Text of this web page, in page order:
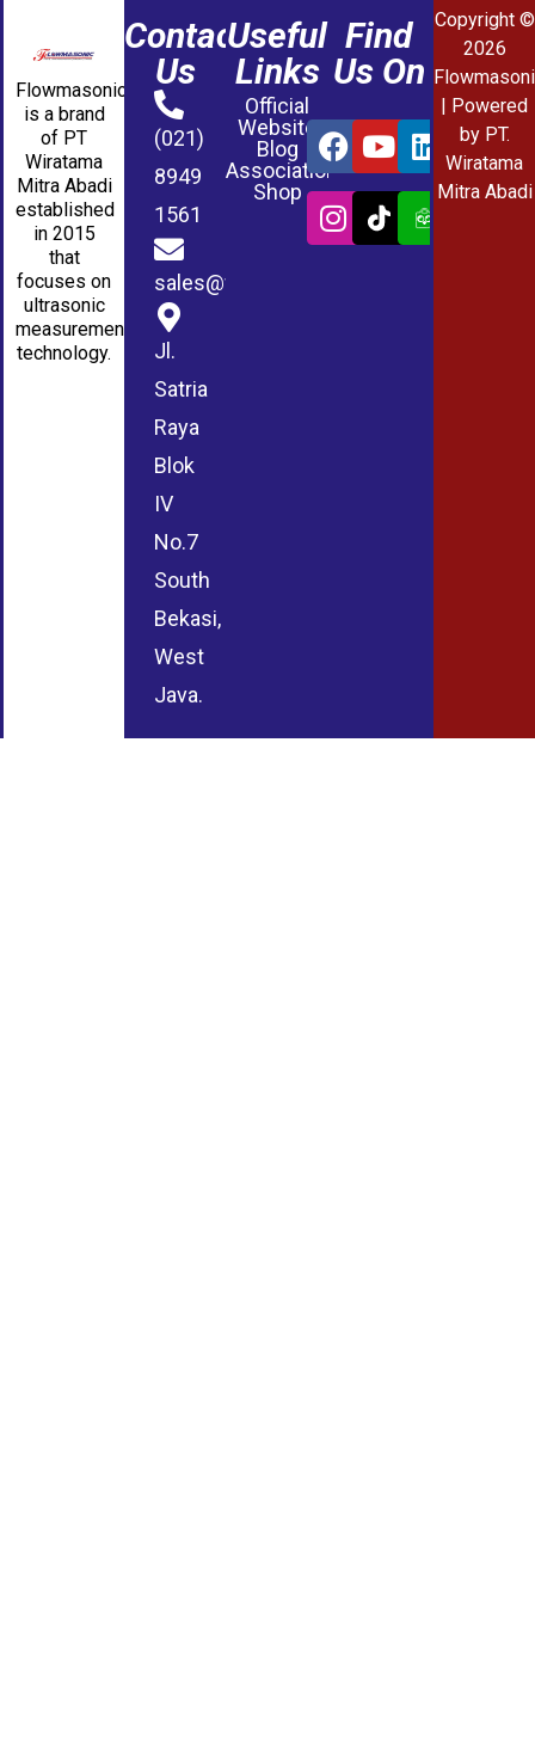
Flowmasonic
is a brand
of PT
Wiratama
Mitra Abadi
established
in 2015
that
focuses on
ultrasonic
measurement
technology.
Contact
Us
(021)
8949
1561
sales@wmablog.com
Jl.
Satria
Raya
Blok
IV
No.7
South
Bekasi,
West
Java.
Useful
Links
Official
Website
Blog
Association
Shop
Find
Us On
Copyright ©
2026
| Powered
by PT.
Wiratama
Mitra Abadi